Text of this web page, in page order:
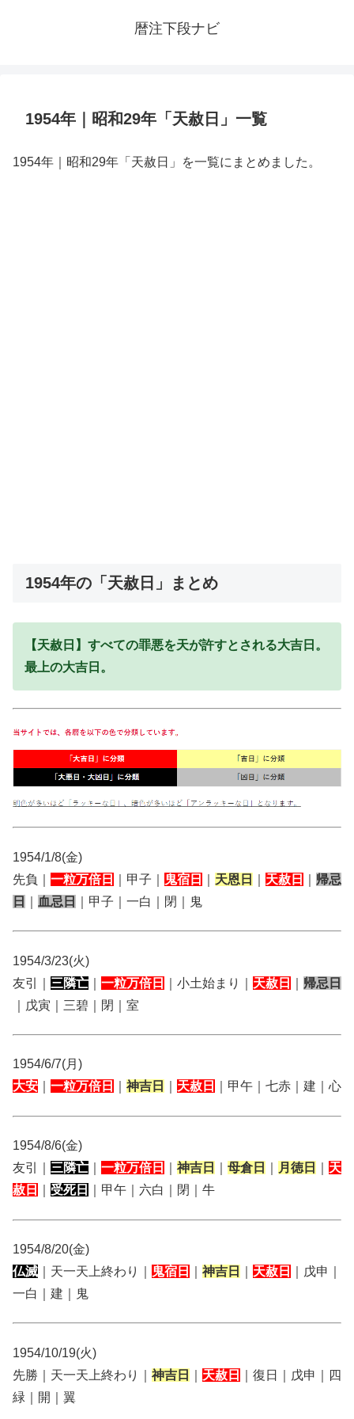
暦注下段ナビ
1954年｜昭和29年「天赦日」一覧
1954年｜昭和29年「天赦日」を一覧にまとめました。
1954年の「天赦日」まとめ
【天赦日】すべての罪悪を天が許すとされる大吉日。
最上の大吉日。
1954/1/8(金)
先負｜ 一粒万倍日 ｜甲子｜ 鬼宿日 天恩日 天赦日
帰忌
日
血忌日 ｜甲子｜一白｜閉｜鬼
1954/3/23(火)
友引｜ 三隣亡 一粒万倍日 ｜小土始まり｜ 天赦日
帰忌日
｜戊寅｜三碧｜閉｜室
1954/6/7(月)
大安
一粒万倍日 神吉日 天赦日 ｜甲午｜七赤｜建｜心
1954/8/6(金)
友引｜ 三隣亡 一粒万倍日 神吉日 母倉日 月徳日
天
赦日
受死日 ｜甲午｜六白｜閉｜牛
1954/8/20(金)
仏滅 ｜天一天上終わり｜ 鬼宿日 神吉日 天赦日
｜戊申｜
一白｜建｜鬼
1954/10/19(火)
先勝｜天一天上終わり｜ 神吉日 天赦日
｜復日｜戊申｜四
緑｜開｜翼